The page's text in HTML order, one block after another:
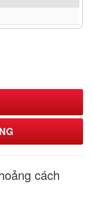
cách